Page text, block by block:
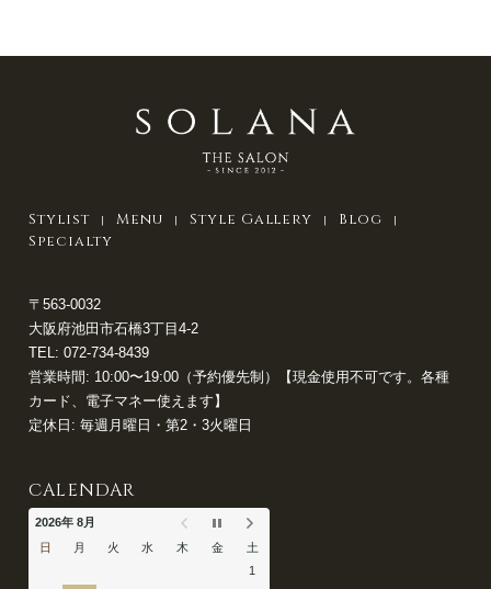
Stylist Menu Style Gallery
Blog
Specialty
〒563-0032
大阪府池田市石橋3丁目4-2
TEL: 072-734-8439
営業時間: 10:00〜19:00（予約優先制）【現金使用不可です。各種
カード、電子マネー使えます】
定休日: 毎週月曜日・第2・3火曜日
CALENDAR
2026年 8月
日
月 火 水 木 金
土
1